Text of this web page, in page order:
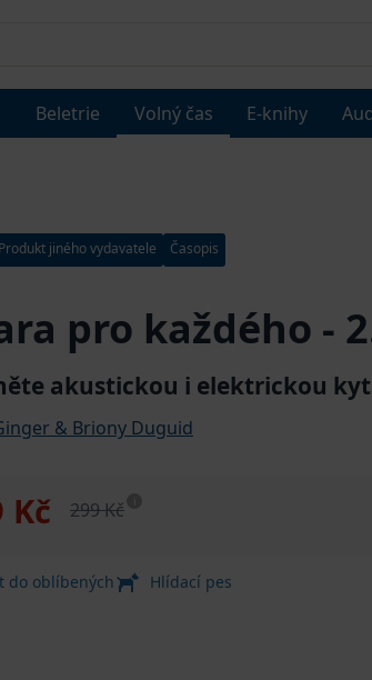
Beletrie Volný čas E-knihy
Produkt jiného vydavatele Časopis
pro každého -
akustickou i elektrickou
& Briony Duguid
Kč 299 Kč
do oblíbených Hlídací pes